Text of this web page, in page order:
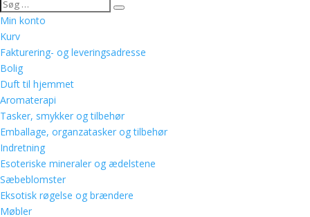
Min konto
Kurv
Fakturering- og leveringsadresse
Bolig
Duft til hjemmet
Aromaterapi
Tasker, smykker og tilbehør
Emballage, organzatasker og tilbehør
Indretning
Esoteriske mineraler og ædelstene
Sæbeblomster
Eksotisk røgelse og brændere
Møbler